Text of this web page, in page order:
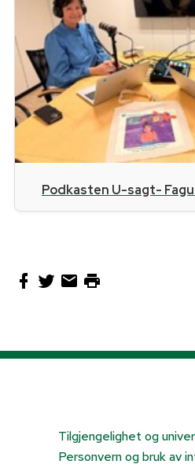
Podkasten U-sagt-
Tilgjengelighet og
Personvern og bruk av